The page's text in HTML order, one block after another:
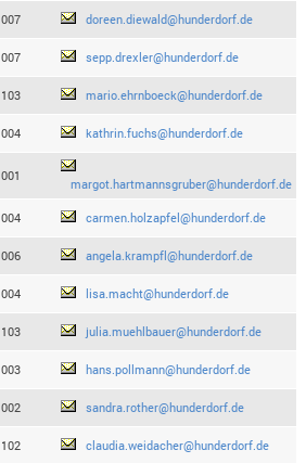
007 doreen.diewald@hunderdorf.de
007 sepp.drexler@hunderdorf.de
103 mario.ehrnboeck@hunderdorf.de
004 kathrin.fuchs@hunderdorf.de
001
margot.hartmannsgruber@hunderdorf.de
004 carmen.holzapfel@hunderdorf.de
006 angela.krampfl@hunderdorf.de
004 lisa.macht@hunderdorf.de
103 julia.muehlbauer@hunderdorf.de
003 hans.pollmann@hunderdorf.de
002 sandra.rother@hunderdorf.de
102 claudia.weidacher@hunderdorf.de